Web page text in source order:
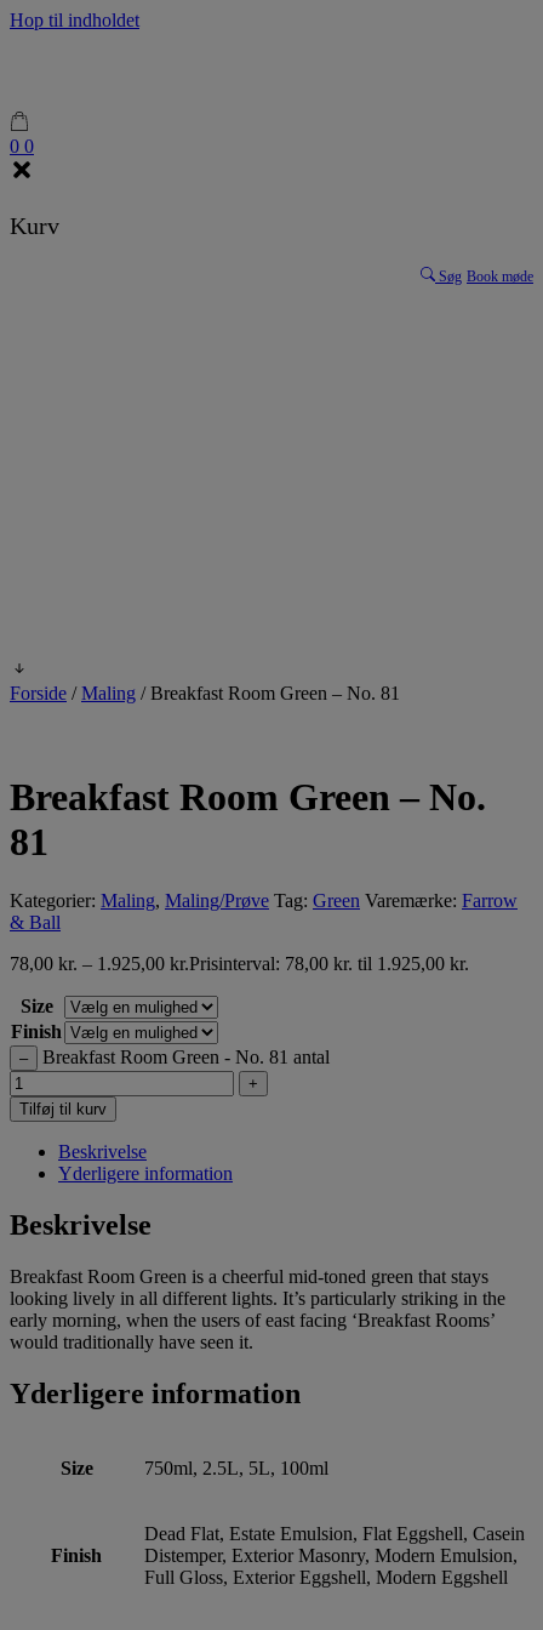
Hop til indholdet
0 0
Kurv
Søg Book møde
Forside /Maling /Breakfast Room Green – No. 81
Breakfast Room Green – No.
81
Kategorier: Maling, Maling/Prøve Tag: Green Varemærke: Farrow
& Ball
78,00 kr. – 1.925,00 kr.Prisinterval: 78,00 kr. til 1.925,00 kr.
Size
Finish
– Breakfast Room Green - No. 81 antal
+
Tilføj til kurv
Beskrivelse
Yderligere information
Beskrivelse
Breakfast Room Green is a cheerful mid-toned green that stays
looking lively in all different lights. It’s particularly striking in the
early morning, when the users of east facing ‘Breakfast Rooms’
would traditionally have seen it.
Yderligere information
Size 750ml, 2.5L, 5L, 100ml
Finish
Dead Flat, Estate Emulsion, Flat Eggshell, Casein
Distemper, Exterior Masonry, Modern Emulsion,
Full Gloss, Exterior Eggshell, Modern Eggshell